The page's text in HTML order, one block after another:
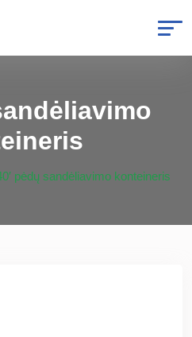
pėdų sandėliavimo konteineris